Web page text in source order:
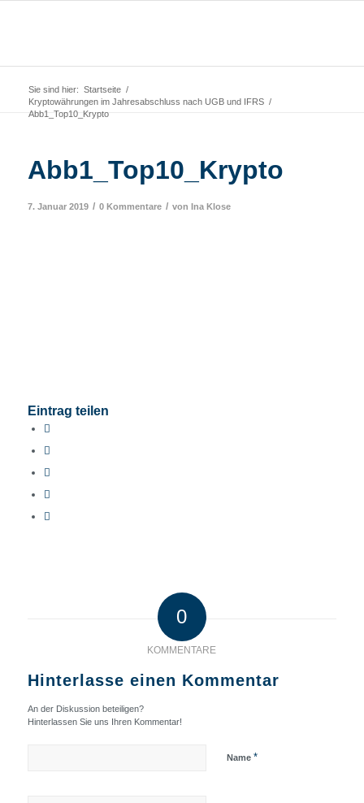
Sie sind hier: Startseite /
Kryptowährungen im Jahresabschluss nach UGB und IFRS /
Abb1_Top10_Krypto
Abb1_Top10_Krypto
7. Januar 2019 / 0 Kommentare / von Ina Klose
Eintrag teilen
0
KOMMENTARE
Hinterlasse einen Kommentar
An der Diskussion beteiligen?
Hinterlassen Sie uns Ihren Kommentar!
Name *